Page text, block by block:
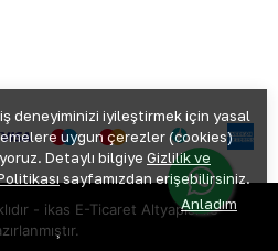
deneyiminizi iyileştirmek için yasal
uygun çerezler (cookies)
Detaylı bilgiye Gizlilik ve
sayfamızdan erişebilirsiniz.
Anladım
- ikas E-Ticaret Altyapısı ile